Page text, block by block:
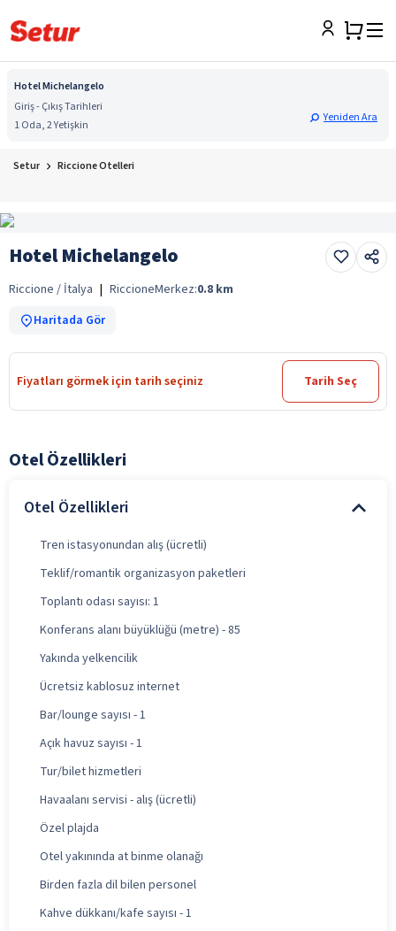
Hotel Michelangelo
Giriş - Çıkış Tarihleri
1 Oda, 2 Yetişkin
Yeniden Ara
Setur Riccione Otelleri
Hotel Michelangelo
Riccione / İtalya | RiccioneMerkez:0.8 km
Haritada Gör
Fiyatları görmek için tarih seçiniz Tarih Seç
Otel Özellikleri
Otel Özellikleri
Tren istasyonundan alış (ücretli)
Teklif/romantik organizasyon paketleri
Toplantı odası sayısı: 1
Konferans alanı büyüklüğü (metre) - 85
Yakında yelkencilik
Ücretsiz kablosuz internet
Bar/lounge sayısı - 1
Açık havuz sayısı - 1
Tur/bilet hizmetleri
Havaalanı servisi - alış (ücretli)
Özel plajda
Otel yakınında at binme olanağı
Birden fazla dil bilen personel
Kahve dükkanı/kafe sayısı - 1